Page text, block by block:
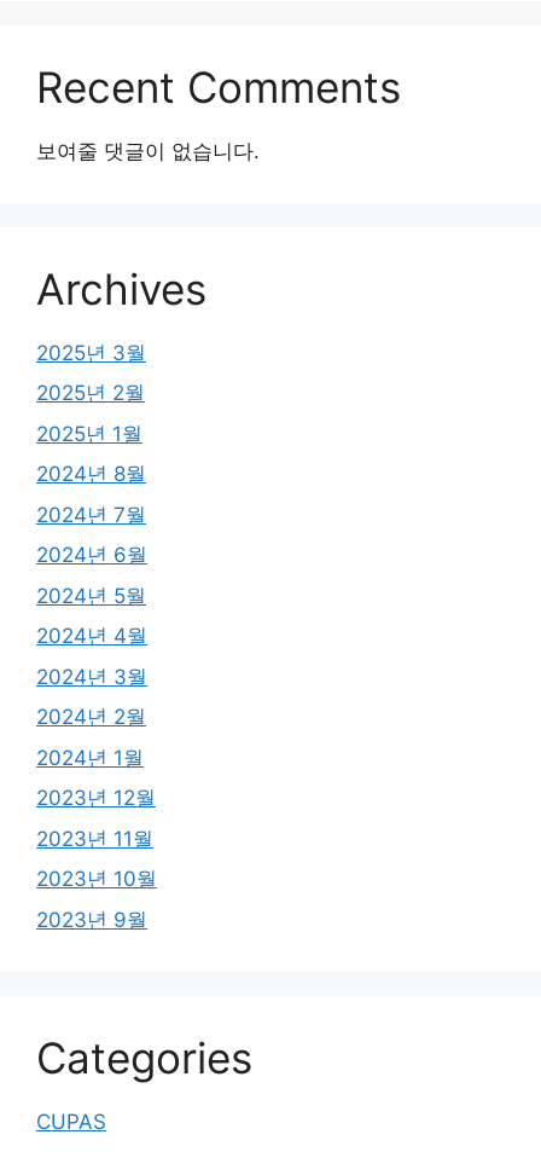
Recent Comments
보여줄 댓글이 없습니다.
Archives
2025년 3월
2025년 2월
2025년 1월
2024년 8월
2024년 7월
2024년 6월
2024년 5월
2024년 4월
2024년 3월
2024년 2월
2024년 1월
2023년 12월
2023년 11월
2023년 10월
2023년 9월
Categories
CUPAS